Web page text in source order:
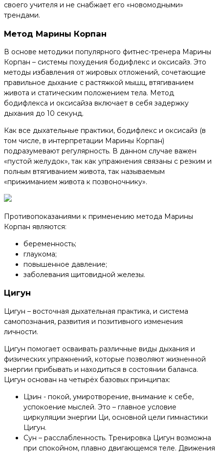
своего учителя и не снабжает его «новомодными»
трендами.
Метод Марины Корпан
В основе методики популярного фитнес-тренера Марины
Корпан – системы похудения бодифлекс и оксисайз. Это
методы избавления от жировых отложений, сочетающие
правильное дыхание с растяжкой мышц, втягиванием
живота и статическим положением тела. Метод
бодифлекса и оксисайза включает в себя задержку
дыхания до 10 секунд.
Как все дыхательные практики, бодифлекс и оксисайз (в
том числе, в интерпретации Марины Корпан)
подразумевают регулярность. В данном случае важен
«пустой желудок», так как упражнения связаны с резким и
полным втягиванием живота, так называемым
«прижиманием живота к позвоночнику».
Противопоказаниями к применению метода Марины
Корпан являются:
беременность;
глаукома;
повышенное давление;
заболевания щитовидной железы.
Цигун
Цигун – восточная дыхательная практика, и система
самопознания, развития и позитивного изменения
личности.
Цигун помогает осваивать различные виды дыхания и
физических упражнений, которые позволяют жизненной
энергии прибывать и находиться в состоянии баланса.
Цигун основан на четырёх базовых принципах:
Цзин - покой, умиротворение, внимание к себе,
успокоение мыслей. Это – главное условие
циркуляции энергии Ци, основной цели гимнастики
Цигун.
Сун – расслабленность. Тренировка Цигун возможна
при спокойном, плавно двигающемся теле. Движения